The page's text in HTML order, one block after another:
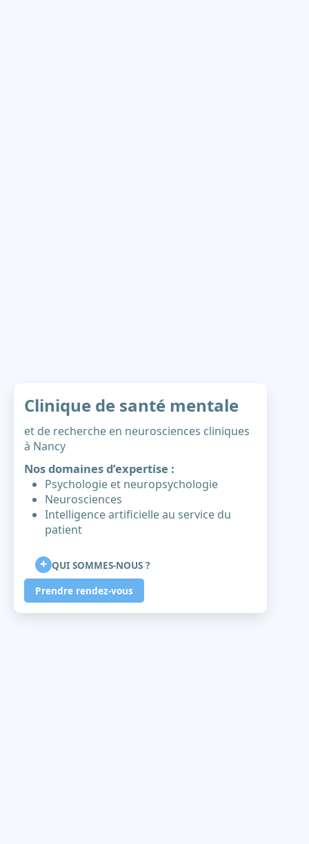
Clinique de santé mentale
et de recherche en neurosciences cliniques
à Nancy
Nos domaines d’expertise :
Psychologie et neuropsychologie
Neurosciences
Intelligence artificielle au service du
patient
+ QUI SOMMES-NOUS ?
Prendre rendez-vous